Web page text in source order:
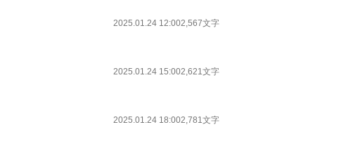
2025.01.24 12:002,567文字
2025.01.24 15:002,621文字
2025.01.24 18:002,781文字